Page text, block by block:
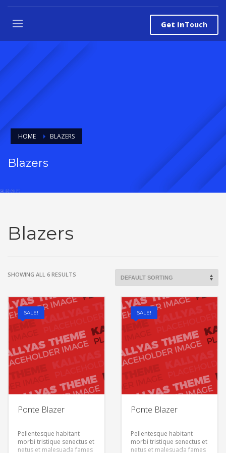
Get inTouch
HOME BLAZERS
Blazers
Blazers
SHOWING ALL 6 RESULTS
SALE!
Ponte Blazer
Pellentesque habitant
morbi tristique senectus et
netus et malesuada fames
SALE!
Ponte Blazer
Pellentesque habitant
morbi tristique senectus et
netus et malesuada fames